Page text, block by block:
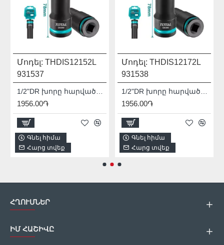
Մոդել: THDIS12152L
931537
1956.00֏
Գնել հիմա
Հարց տվեք
Մոդել: THDIS12172L
931538
1956.00֏
Գնել հիմա
Հարց տվեք
ՀՂՈՒՄՆԵՐ
ԻՄ ՀԱՇԻՎԸ